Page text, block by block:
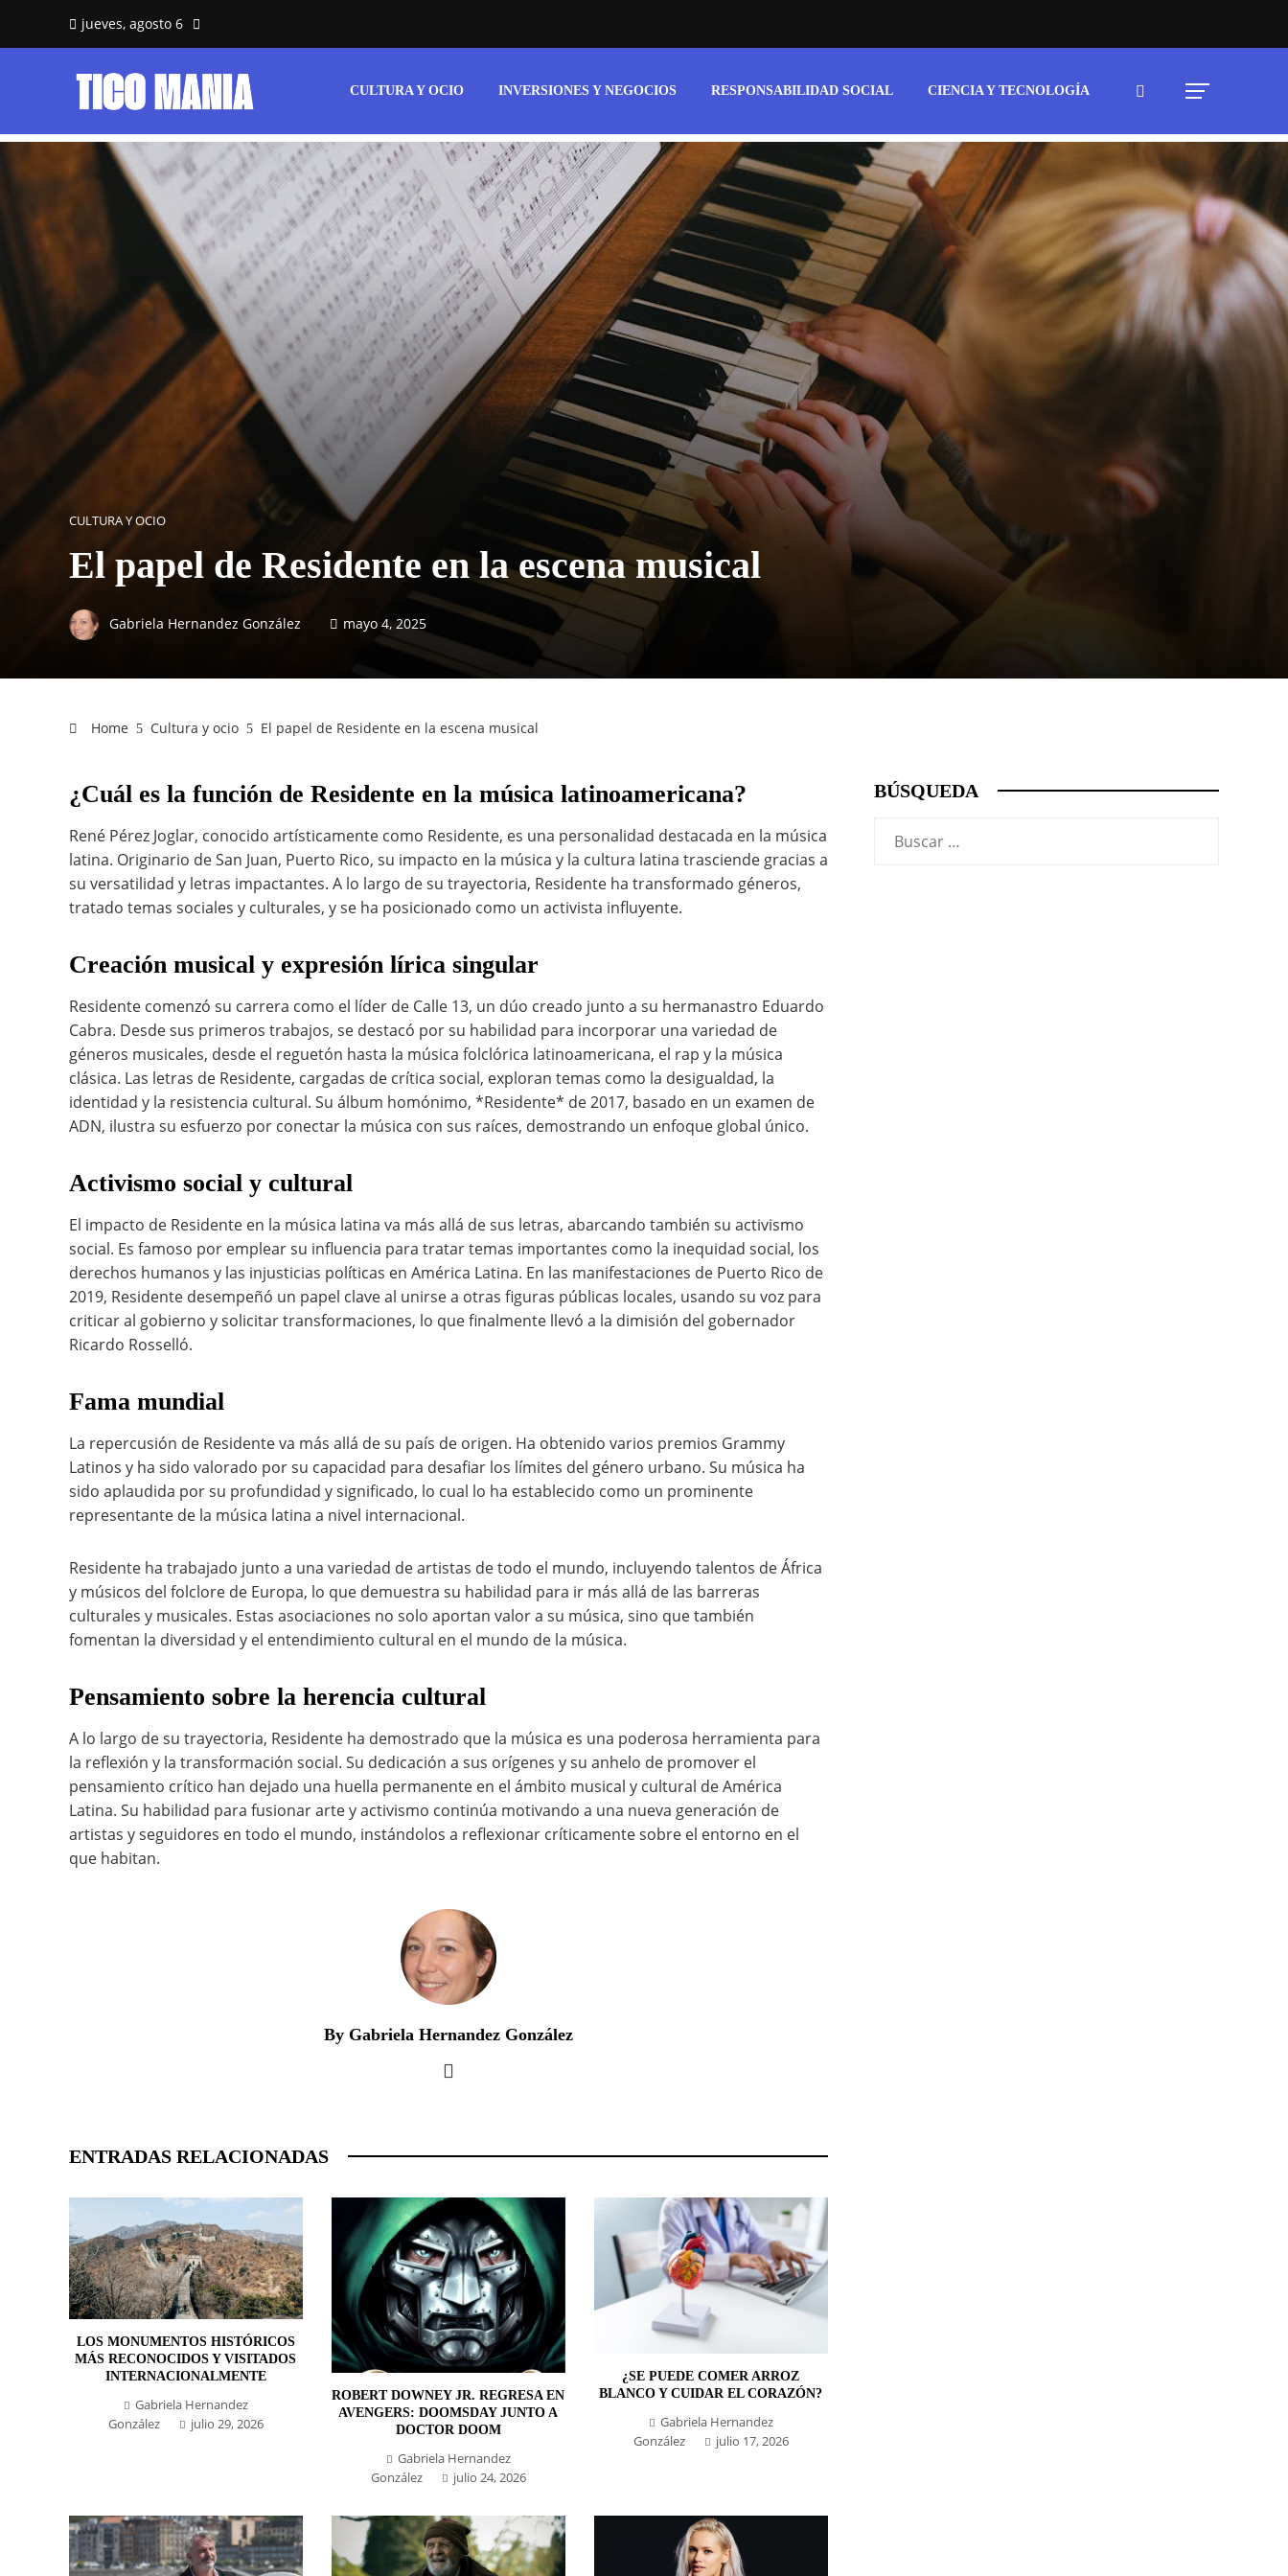
jueves, agosto 6
CULTURA Y OCIO INVERSIONES Y NEGOCIOS RESPONSABILIDAD SOCIAL CIENCIA Y TECNOLOGÍA
CULTURA Y OCIO
El papel de Residente en la escena musical
Gabriela Hernandez González mayo 4, 2025
Home Cultura y ocio El papel de Residente en la escena musical
¿Cuál es la función de Residente en la música latinoamericana?
René Pérez Joglar, conocido artísticamente como Residente, es una personalidad destacada en la música
latina. Originario de San Juan, Puerto Rico, su impacto en la música y la cultura latina trasciende gracias a
su versatilidad y letras impactantes. A lo largo de su trayectoria, Residente ha transformado géneros,
tratado temas sociales y culturales, y se ha posicionado como un activista influyente.
Creación musical y expresión lírica singular
Residente comenzó su carrera como el líder de Calle 13, un dúo creado junto a su hermanastro Eduardo
Cabra. Desde sus primeros trabajos, se destacó por su habilidad para incorporar una variedad de
géneros musicales, desde el reguetón hasta la música folclórica latinoamericana, el rap y la música
clásica. Las letras de Residente, cargadas de crítica social, exploran temas como la desigualdad, la
identidad y la resistencia cultural. Su álbum homónimo, *Residente* de 2017, basado en un examen de
ADN, ilustra su esfuerzo por conectar la música con sus raíces, demostrando un enfoque global único.
Activismo social y cultural
El impacto de Residente en la música latina va más allá de sus letras, abarcando también su activismo
social. Es famoso por emplear su influencia para tratar temas importantes como la inequidad social, los
derechos humanos y las injusticias políticas en América Latina. En las manifestaciones de Puerto Rico de
2019, Residente desempeñó un papel clave al unirse a otras figuras públicas locales, usando su voz para
criticar al gobierno y solicitar transformaciones, lo que finalmente llevó a la dimisión del gobernador
Ricardo Rosselló.
Fama mundial
La repercusión de Residente va más allá de su país de origen. Ha obtenido varios premios Grammy
Latinos y ha sido valorado por su capacidad para desafiar los límites del género urbano. Su música ha
sido aplaudida por su profundidad y significado, lo cual lo ha establecido como un prominente
representante de la música latina a nivel internacional.
Residente ha trabajado junto a una variedad de artistas de todo el mundo, incluyendo talentos de África
y músicos del folclore de Europa, lo que demuestra su habilidad para ir más allá de las barreras
culturales y musicales. Estas asociaciones no solo aportan valor a su música, sino que también
fomentan la diversidad y el entendimiento cultural en el mundo de la música.
Pensamiento sobre la herencia cultural
A lo largo de su trayectoria, Residente ha demostrado que la música es una poderosa herramienta para
la reflexión y la transformación social. Su dedicación a sus orígenes y su anhelo de promover el
pensamiento crítico han dejado una huella permanente en el ámbito musical y cultural de América
Latina. Su habilidad para fusionar arte y activismo continúa motivando a una nueva generación de
artistas y seguidores en todo el mundo, instándolos a reflexionar críticamente sobre el entorno en el
que habitan.
By Gabriela Hernandez González
ENTRADAS RELACIONADAS
LOS MONUMENTOS HISTÓRICOS
MÁS RECONOCIDOS Y VISITADOS
INTERNACIONALMENTE
Gabriela Hernandez
González
julio 29, 2026
ROBERT DOWNEY JR. REGRESA EN
AVENGERS: DOOMSDAY JUNTO A
DOCTOR DOOM
Gabriela Hernandez
González
julio 24, 2026
¿SE PUEDE COMER ARROZ
BLANCO Y CUIDAR EL CORAZÓN?
Gabriela Hernandez
González
julio 17, 2026
BÚSQUEDA